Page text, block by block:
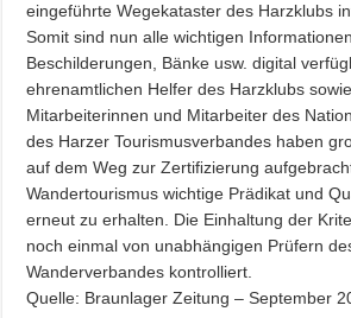
eingeführte Wegekataster des Harzklubs
Somit sind nun alle wichtigen
Beschilderungen, Bänke usw. digital
ehrenamtlichen Helfer des Harzklubs
Mitarbeiterinnen und Mitarbeiter des
des Harzer Tourismusverbandes haben
auf dem Weg zur Zertiﬁzierung
Wandertourismus wichtige Prädikat und
erneut zu erhalten. Die Einhaltung der
noch einmal von unabhängigen Prüfern
Wanderverbandes kontrolliert.
Quelle: Braunlager Zeitung – September